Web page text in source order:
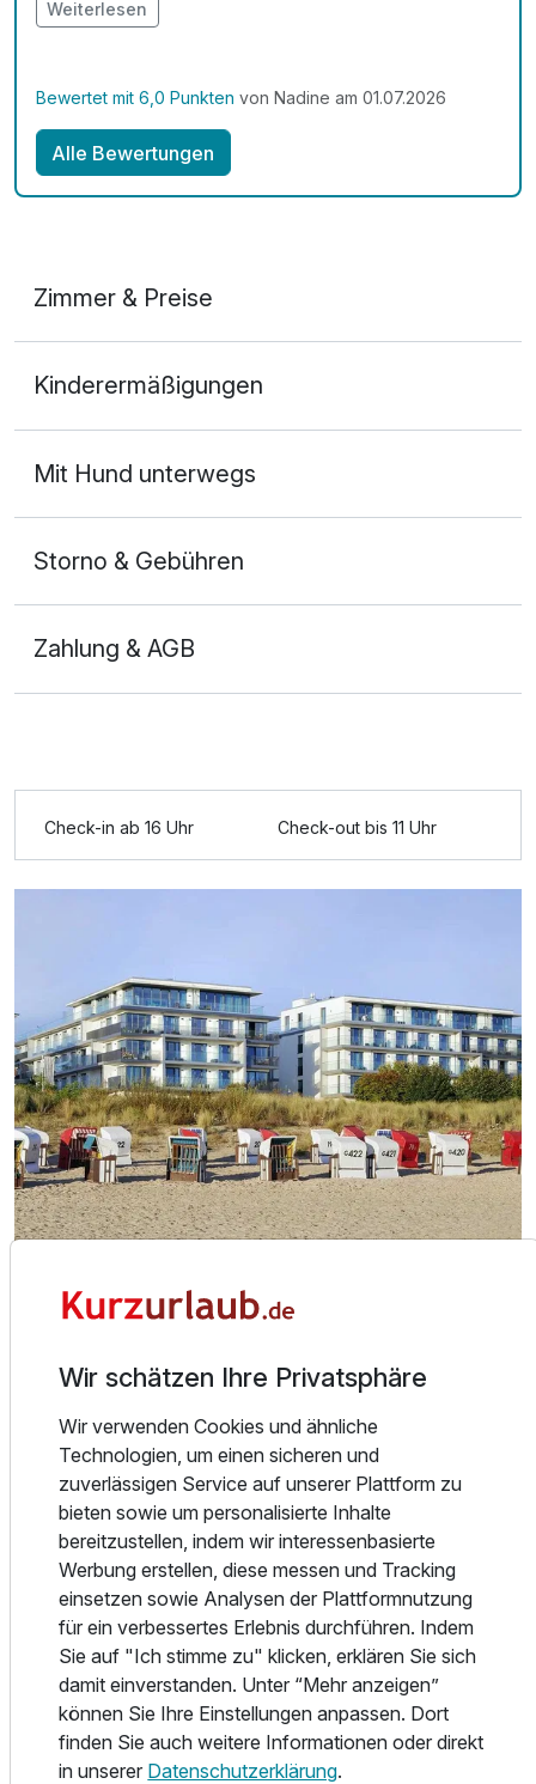
freundlich. Wir fühlen uns hier immer sehr wohl und
das gesamte Team.
Weiterlesen
Bewertet mit 6,0 Punkten von Nadine am 01.07.2026
Alle Bewertungen
Zimmer & Preise
2 Erwachsene
Doppelzimmer Meerblick
2 Erwachsene
Ausstattung
Für 4 Tage p.P. ab338,00 €
Doppelzimmer seitl. Meerblick
2 Erwachsene
Kinderermäßigungen
Mit Hund unterwegs
Storno & Gebühren
Zahlung & AGB
Check-in ab 16 Uhr Check-out bis 11 Uhr
Über das Hotel
präsentiert sich das „Kaiserstrand Beachhotel Bansin
Mitte“. Ein neues Lebensgefühl hält Einzug im Seebad
Bansin: zeitgemäßes Design, offene Architektur und
frische Details.
Hier genießt man modernen Life-Style, direkt am Strand.
Alles ruft nach Meer und Urlaub. Die 136 Zimmer und
Juniorsuiten sind modern gestaltet, bieten eine persönliche
Ruhe-Oase und zahlreiche Design-Elemente laden zum
gemütlichen Chillen ein.
Frisch und modern ist auch die Küche: die gesunde
Genussvielfalt reicht von vitalen Leckereien über
mediterrane sowie regionale Gerichte bis hin zu
hochwertigen Premium-Steaks.
Der großzügige Marktplatz ist kommunikativer Treffpunkt
Wir schätzen Ihre Privatsphäre
Wir verwenden Cookies und ähnliche
Technologien, um einen sicheren und
zuverlässigen Service auf unserer Plattform zu
bieten sowie um personalisierte Inhalte
bereitzustellen, indem wir interessenbasierte
Werbung erstellen, diese messen und Tracking
einsetzen sowie Analysen der Plattformnutzung
für ein verbessertes Erlebnis durchführen. Indem
Sie auf "Ich stimme zu" klicken, erklären Sie sich
damit einverstanden. Unter “Mehr anzeigen”
können Sie Ihre Einstellungen anpassen. Dort
finden Sie auch weitere Informationen oder direkt
in unserer Datenschutzerklärung.